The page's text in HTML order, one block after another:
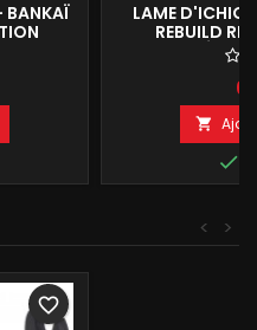
BANKAÏ
LAME
REBUILD


>
<
favorite_border